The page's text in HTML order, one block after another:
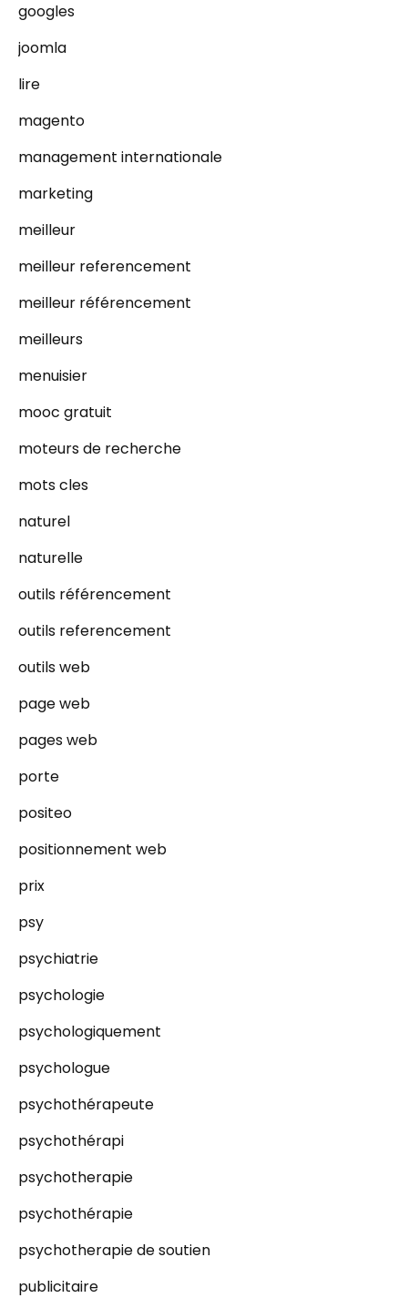
googles
joomla
lire
magento
management internationale
marketing
meilleur
meilleur referencement
meilleur référencement
meilleurs
menuisier
mooc gratuit
moteurs de recherche
mots cles
naturel
naturelle
outils référencement
outils referencement
outils web
page web
pages web
porte
positeo
positionnement web
prix
psy
psychiatrie
psychologie
psychologiquement
psychologue
psychothérapeute
psychothérapi
psychotherapie
psychothérapie
psychotherapie de soutien
publicitaire